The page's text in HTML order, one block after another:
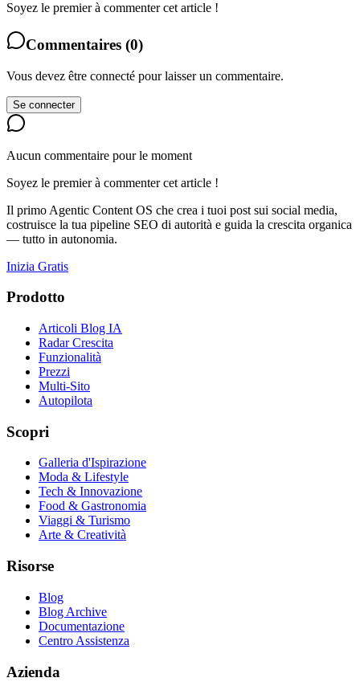
Soyez le premier à commenter cet article !
Commentaires (0)
Vous devez être connecté pour laisser un commentaire.
Se connecter
Aucun commentaire pour le moment
Soyez le premier à commenter cet article !
Il primo Agentic Content OS che crea i tuoi post sui social media,
costruisce la tua pipeline SEO di autorità e guida la crescita organica
— tutto in autonomia.
Inizia Gratis
Prodotto
Articoli Blog IA
Radar Crescita
Funzionalità
Prezzi
Multi-Sito
Autopilota
Scopri
Galleria d'Ispirazione
Moda & Lifestyle
Tech & Innovazione
Food & Gastronomia
Viaggi & Turismo
Arte & Creatività
Risorse
Blog
Blog Archive
Documentazione
Centro Assistenza
Azienda